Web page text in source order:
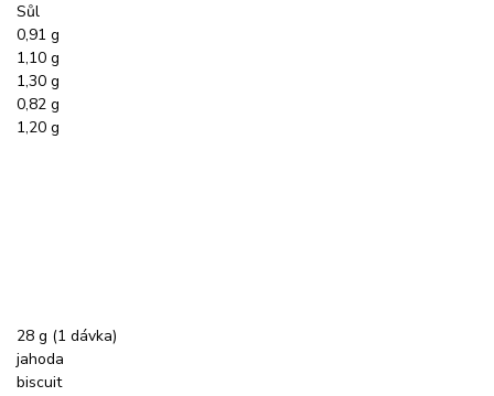
Sůl
0,91 g
1,10 g
1,30 g
0,82 g
1,20 g
28 g (1 dávka)
jahoda
biscuit